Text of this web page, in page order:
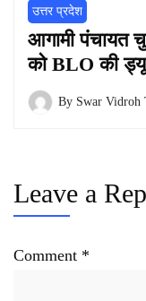
उत्तर प्रदेश
आगामी पंचायत
को BLO की
By Swar Vidroh
Leave a
Comment *